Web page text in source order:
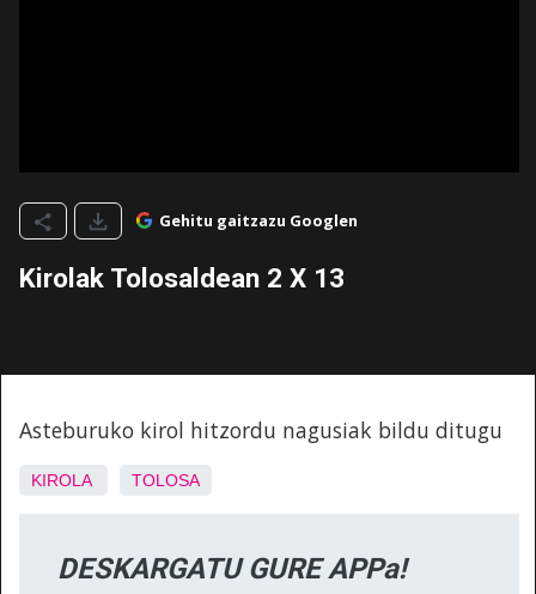
Gehitu gaitzazu Googlen
Kirolak Tolosaldean 2 X 13
Asteburuko kirol hitzordu nagusiak bildu ditugu
KIROLA TOLOSA
DESKARGATU GURE APPa!